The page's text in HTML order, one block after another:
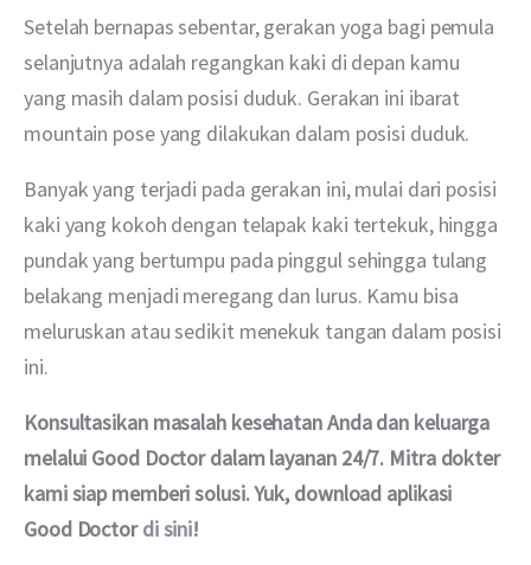
Setelah bernapas sebentar, gerakan yoga bagi pemula
selanjutnya adalah regangkan kaki di depan kamu
yang masih dalam posisi duduk. Gerakan ini ibarat
mountain pose yang dilakukan dalam posisi duduk.
Banyak yang terjadi pada gerakan ini, mulai dari posisi
kaki yang kokoh dengan telapak kaki tertekuk, hingga
pundak yang bertumpu pada pinggul sehingga tulang
belakang menjadi meregang dan lurus. Kamu bisa
meluruskan atau sedikit menekuk tangan dalam posisi
ini.
Konsultasikan masalah kesehatan Anda dan keluarga
melalui Good Doctor dalam layanan 24/7. Mitra dokter
kami siap memberi solusi. Yuk, download aplikasi
Good Doctor di sini!